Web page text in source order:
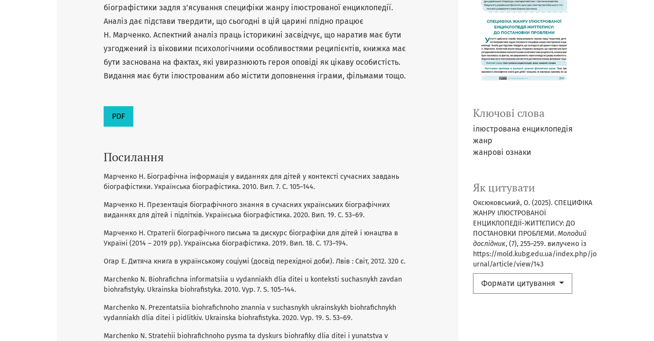
Ключові слова
ілюстрована енциклопедія
жанр
жанрові ознаки
Як цитувати
Оксюковський, О. (2025). СПЕЦИФІКА
ЖАНРУ ІЛЮСТРОВАНОЇ
ЕНЦИКЛОПЕДІЇ-ЖИТТЄПИСУ: ДО
ПОСТАНОВКИ ПРОБЛЕМИ. Молодий
дослідник, (7), 255–259. вилучено із
https://mold.kubg.edu.ua/index.php/jo
urnal/article/view/143
Формати цитування
біографістики задля з’ясування специфіки жанру ілюстрованої енциклопедії.
Аналіз дає підстави твердити, що сьогодні в цій царині плідно працює
Н. Марченко. Аспектний аналіз праць історикині засвідчує, що наратив має бути
узгоджений із віковими психологічними особливостями реципієнтів, книжка має
бути заснована на фактах, які увиразнюють героя оповіді як цікаву особистість.
Видання має бути ілюстрованим або містити доповнення іграми, фільмами тощо.
PDF
Посилання
Марченко Н. Біографічна інформація у виданнях для дітей у контексті сучасних завдань
біографістики. Українська біографістика. 2010. Вип. 7. С. 105–144.
Марченко Н. Презентація біографічного знання в сучасних українських біографічних
виданнях для дітей і підлітків. Українська біографістика. 2020. Вип. 19. С. 53–69.
Марченко Н. Стратегії біографічного письма та дискурс біографіки для дітей і юнацтва в
Україні (2014 – 2019 рр). Українська біографістика. 2019. Вип. 18. С. 173–194.
Огар Е. Дитяча книга в українському соціумі (досвід перехідної доби). Лвів : Світ, 2012. 320 с.
Marchenko N. Biohrafichna informatsiia u vydanniakh dlia ditei u konteksti suchasnykh zavdan
biohrafistyky. Ukrainska biohrafistyka. 2010. Vyp. 7. S. 105–144.
Marchenko N. Prezentatsiia biohrafichnoho znannia v suchasnykh ukrainskykh biohrafichnykh
vydanniakh dlia ditei i pidlitkiv. Ukrainska biohrafistyka. 2020. Vyp. 19. S. 53–69.
Marchenko N. Stratehii biohrafichnoho pysma ta dyskurs biohrafiky dlia ditei i yunatstva v